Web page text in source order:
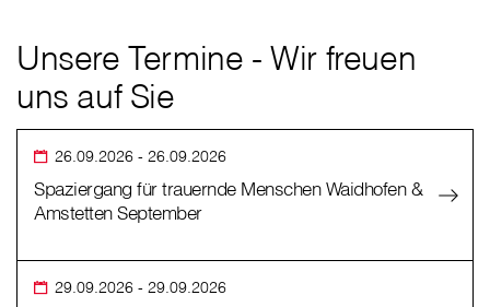
Unsere Termine - Wir freuen
uns auf Sie
26.09.2026 - 26.09.2026
Spaziergang für trauernde Menschen Waidhofen &
Amstetten September
29.09.2026 - 29.09.2026